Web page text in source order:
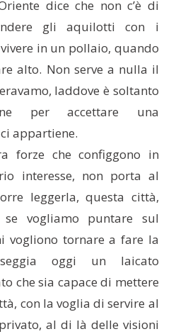
dice che non c’è di
gli aquilotti con i
in un pollaio, quando
alto. Non serve a nulla il
laddove è soltanto
per accettare una
appartiene.
forze che configgono in
interesse, non porta al
leggerla, questa città,
se vogliamo puntare sul
vogliono tornare a fare la
oggi un laicato
che sia capace di mettere
con la voglia di servire al
al di là delle visioni